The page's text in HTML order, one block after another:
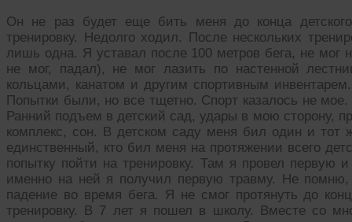
Он не раз будет еще бить меня до конца
тренировку. Недолго ходил. После нескольких
лишь одна. Я уставал после 100 метров бега, не мог
не мог, падал), не мог лазить по настенной
кольцами, канатом и другим спортивным
Попытки были, но все тщетно. Спорт казалось не
Ранний подъем в детский сад, удары в мою сторону,
комплекс, сон. В детском саду меня бил один и
единственный, кто бил меня на протяжении всего
попытку пойти на тренировку. Там я провел первую
именно на ней я получил первую травму. Не
падение во время бега. Я не смог протянуть до
тренировку. В 7 лет я пошел в школу. Вместе со